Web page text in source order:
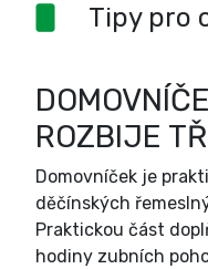
Tipy pro
ROZBIJE
Domovníček je
děčínských
Praktickou část
hodiny zubních